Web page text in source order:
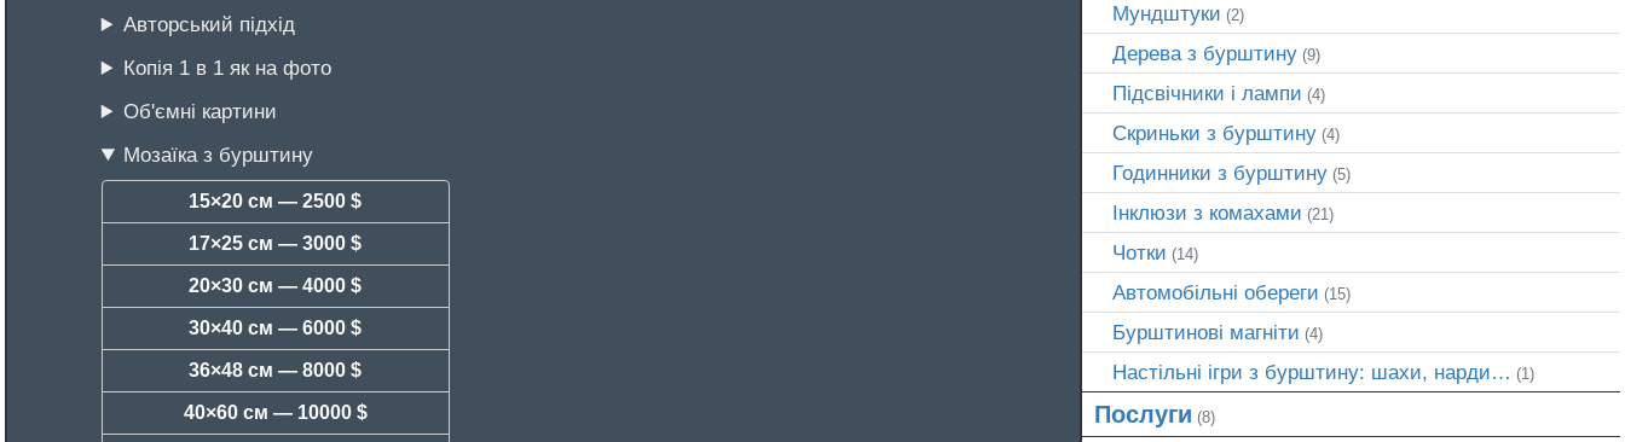
Авторський підхід
Копія 1 в 1 як на фото
Об'ємні картини
Мозаїка з бурштину
15×20 см —2500 $
17×25 см —3000 $
20×30 см —4000 $
30×40 см —6000 $
36×48 см —8000 $
40×60 см — 10000 $
Мундштуки (2)
Дерева з бурштину(9)
Підсвічники і лампи (4)
Скриньки з бурштину(4)
Годинники з бурштину(5)
Інклюзи з комахами (21)
Чотки (14)
Автомобільні обереги (15)
Бурштинові магніти (4)
Настільні ігри з бурштину: шахи, нарди… (1)
Послуги (8)